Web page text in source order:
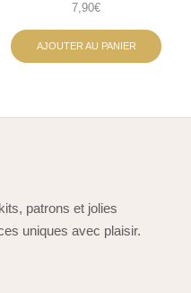
7,90€
AJOUTER AU PANIER
patrons et jolies
uniques avec plaisir.